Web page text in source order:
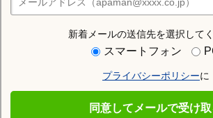
新着メールの送信先を選択して
スマートフォン
プライバシーポリシーに
同意してメールで受け
店舗検索
住む街研究所で七里駅の情報を見る